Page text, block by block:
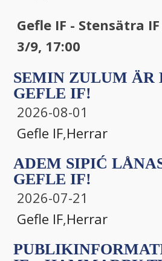
Gefle IF - Stensätra
3/9, 17:00
SEMIN ZULUM ÄR
GEFLE IF!
2026-08-01
Gefle IF,Herrar
ADEM SIPIĆ
GEFLE IF!
2026-07-21
Gefle IF,Herrar